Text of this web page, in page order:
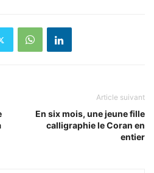
Article suivant
En six mois, une jeune fille
calligraphie le Coran en
entier